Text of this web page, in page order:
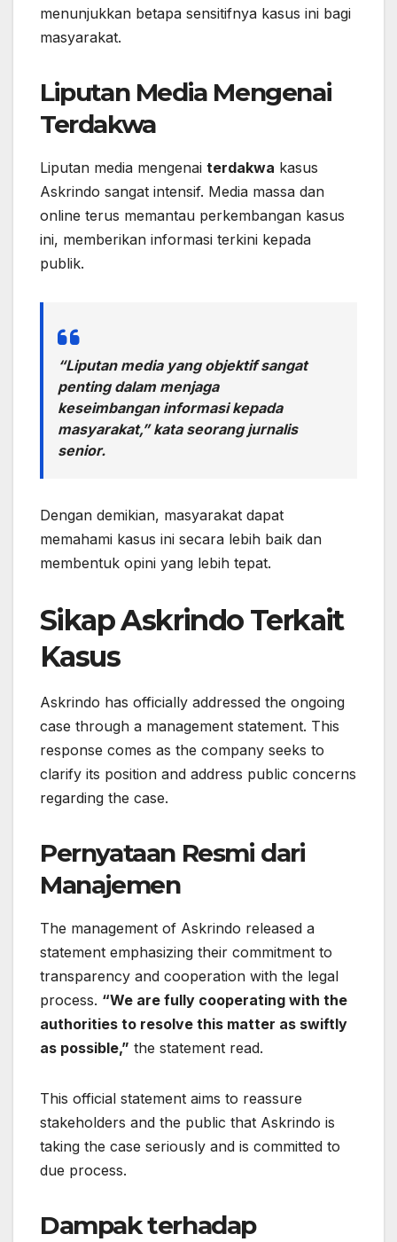
menunjukkan betapa sensitifnya kasus ini bagi
masyarakat.
Liputan Media Mengenai
Terdakwa
Liputan media mengenai terdakwa kasus
Askrindo sangat intensif. Media massa dan
online terus memantau perkembangan kasus
ini, memberikan informasi terkini kepada
publik.
“Liputan media yang objektif sangat
penting dalam menjaga
keseimbangan informasi kepada
masyarakat,” kata seorang jurnalis
senior.
Dengan demikian, masyarakat dapat
memahami kasus ini secara lebih baik dan
membentuk opini yang lebih tepat.
Sikap Askrindo Terkait
Kasus
Askrindo has officially addressed the ongoing
case through a management statement. This
response comes as the company seeks to
clarify its position and address public concerns
regarding the case.
Pernyataan Resmi dari
Manajemen
The management of Askrindo released a
statement emphasizing their commitment to
transparency and cooperation with the legal
process. “We are fully cooperating with the
authorities to resolve this matter as swiftly
as possible,” the statement read.
This official statement aims to reassure
stakeholders and the public that Askrindo is
taking the case seriously and is committed to
due process.
Dampak terhadap